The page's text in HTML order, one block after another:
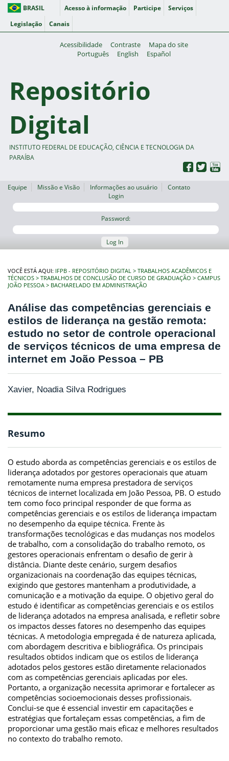
BRASIL Acesso à informação Participe
Serviços
Legislação
Canais
Acessibilidade Contraste
Mapa do site
Português
English Español
Repositório
Digital
INSTITUTO FEDERAL DE EDUCAÇÃO, CIÊNCIA E TECNOLOGIA DA
PARAÍBA
Equipe Missão e Visão Informações ao usuário
Contato
Login
Password:
Log In
VOCÊ ESTÁ AQUI: IFPB - REPOSITÓRIO DIGITAL
TRABALHOS ACADÊMICOS E
TÉCNICOS
TRABALHOS DE CONCLUSÃO DE CURSO DE GRADUAÇÃO
CAMPUS
JOÃO PESSOA
BACHARELADO EM ADMINISTRAÇÃO
Análise das competências gerenciais e
estilos de liderança na gestão remota:
estudo no setor de controle operacional
de serviços técnicos de uma empresa de
internet em João Pessoa – PB
Xavier, Noadia Silva Rodrigues
Resumo
O estudo aborda as competências gerenciais e os estilos de
liderança adotados por gestores operacionais que atuam
remotamente numa empresa prestadora de serviços
técnicos de internet localizada em João Pessoa, PB. O estudo
tem como foco principal responder de que forma as
competências gerenciais e os estilos de liderança impactam
no desempenho da equipe técnica. Frente às
transformações tecnológicas e das mudanças nos modelos
de trabalho, com a consolidação do trabalho remoto, os
gestores operacionais enfrentam o desafio de gerir à
distância. Diante deste cenário, surgem desafios
organizacionais na coordenação das equipes técnicas,
exigindo que gestores mantenham a produtividade, a
comunicação e a motivação da equipe. O objetivo geral do
estudo é identificar as competências gerenciais e os estilos
de liderança adotados na empresa analisada, e refletir sobre
os impactos desses fatores no desempenho das equipes
técnicas. A metodologia empregada é de natureza aplicada,
com abordagem descritiva e bibliográfica. Os principais
resultados obtidos indicam que os estilos de liderança
adotados pelos gestores estão diretamente relacionados
com as competências gerenciais aplicadas por eles.
Portanto, a organização necessita aprimorar e fortalecer as
competências socioemocionais desses profissionais.
Conclui-se que é essencial investir em capacitações e
estratégias que fortaleçam essas competências, a fim de
proporcionar uma gestão mais eficaz e melhores resultados
no contexto do trabalho remoto.